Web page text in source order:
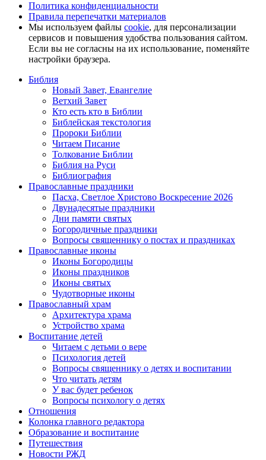
Политика конфиденциальности
Правила перепечатки материалов
Мы используем файлы cookie, для персонализации
сервисов и повышения удобства пользования сайтом.
Если вы не согласны на их использование, поменяйте
настройки браузера.
Библия
Новый Завет, Евангелие
Ветхий Завет
Кто есть кто в Библии
Библейская текстология
Пророки Библии
Читаем Писание
Толкование Библии
Библия на Руси
Библиография
Православные праздники
Пасха, Светлое Христово Воскресение 2026
Двунадесятые праздники
Дни памяти святых
Богородичные праздники
Вопросы священнику о постах и праздниках
Православные иконы
Иконы Богородицы
Иконы праздников
Иконы святых
Чудотворные иконы
Православный храм
Архитектура храма
Устройство храма
Воспитание детей
Читаем с детьми о вере
Психология детей
Вопросы священнику о детях и воспитании
Что читать детям
У вас будет ребенок
Вопросы психологу о детях
Отношения
Колонка главного редактора
Образование и воспитание
Путешествия
Новости РЖД